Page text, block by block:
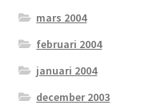
mars 2004
februari 2004
januari 2004
december 2003